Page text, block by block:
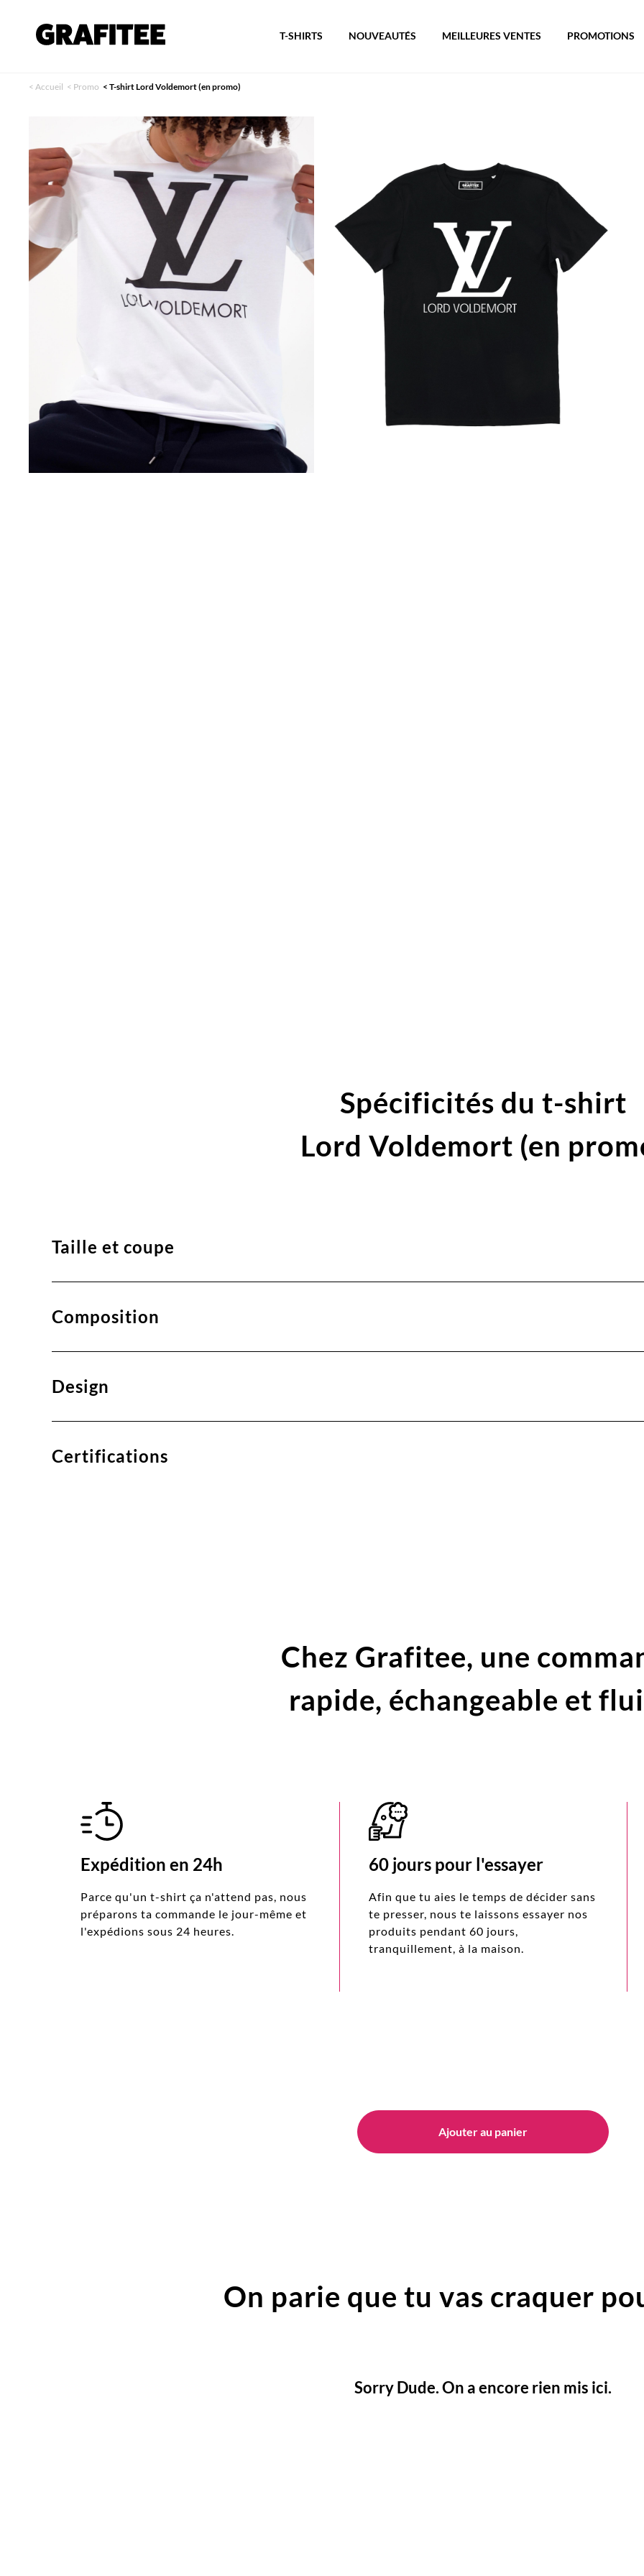
T-SHIRTS NOUVEAUTÉS MEILLEURES VENTES PROMOTIONS
< Accueil < Promo < T-shirt Lord Voldemort (en promo)
Spécificités du t-shirt
Lord Voldemort (en
Taille et coupe
Composition
Design
Certifications
Chez Grafitee, une
rapide, échangeable et
Expédition en 24h
Parce qu'un t-shirt ça n'attend pas, nous
préparons ta commande le jour-même et
l'expédions sous 24 heures.
60 jours pour l'essayer
Afin que tu aies le temps de décider sans
te presser, nous te laissons essayer nos
produits pendant 60 jours,
tranquillement, à la maison.
Ajouter au panier
On parie que tu vas craquer
Sorry Dude. On a encore rien mis ici.